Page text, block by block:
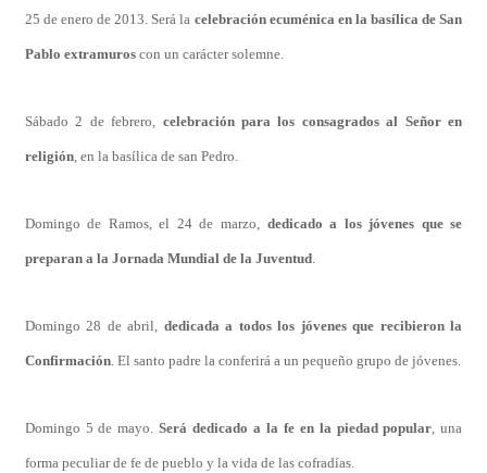
25 de enero de 2013. Será la celebración ecuménica en la basílica de San
Pablo extramuroscon un carácter solemne.
Sábado 2 de febrero, celebración para los consagrados al Señor en
religión, en la basílica de san Pedro.
Domingo de Ramos, el 24 de marzo, dedicado a los jóvenes que se
preparan a la Jornada Mundial de la Juventud.
Domingo 28 de abril, dedicada a todos los jóvenes que recibieron la
Confirmación. El santo padre la conferirá a un pequeño grupo de jóvenes.
Domingo 5 de mayo.Será dedicado a la fe en la piedad popular, una
forma peculiar de fe de pueblo y la vida de las cofradías.